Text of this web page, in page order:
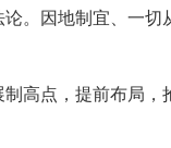
因地制宜、一切
高点，提前布局，